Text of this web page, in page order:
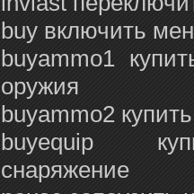
buy включить
buyammo1
оружия
buyammo2
buyequip
снаряжение